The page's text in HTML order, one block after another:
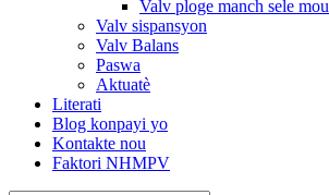
Valv ploge manch sele mou
Valv sispansyon
Valv Balans
Paswa
Aktuatè
Literati
Blog konpayi yo
Kontakte nou
Faktori NHMPV